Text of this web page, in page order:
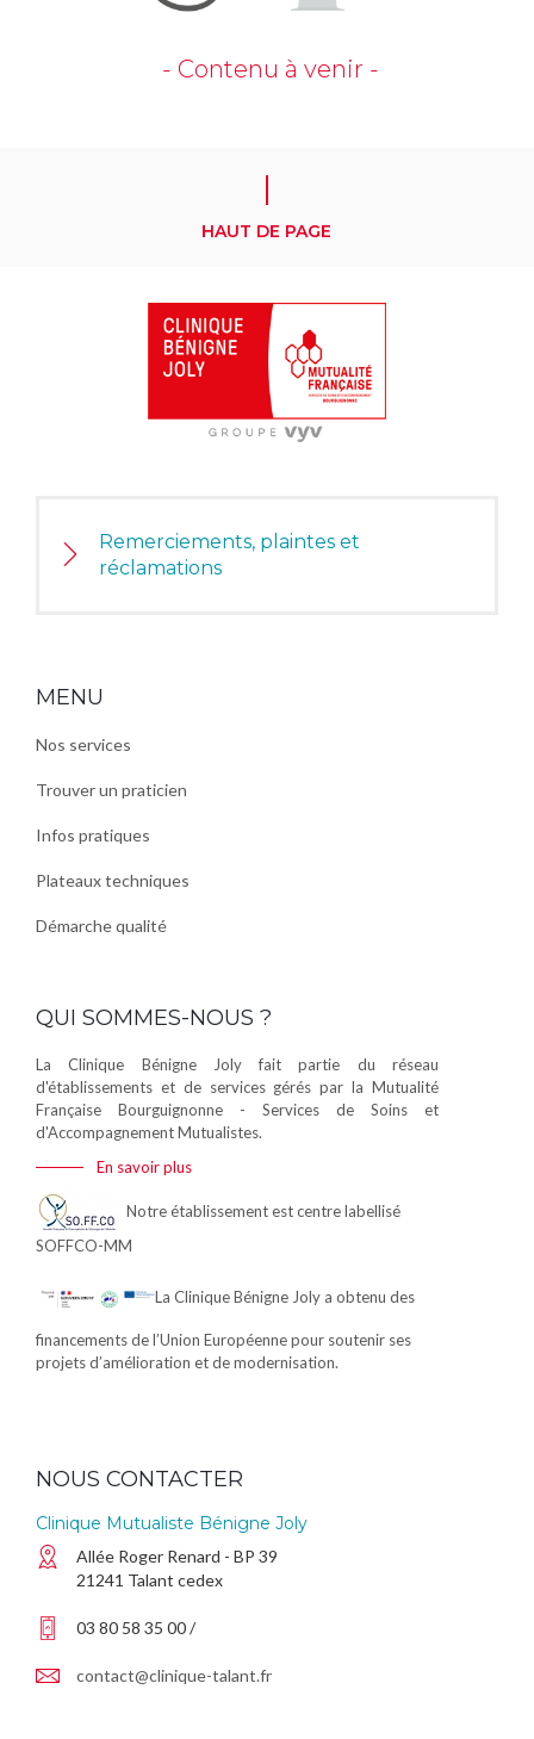
- Contenu à venir -
HAUT DE PAGE
Remerciements, plaintes et
réclamations
MENU
Nos services
Trouver un praticien
Infos pratiques
Plateaux techniques
Démarche qualité
QUI SOMMES-NOUS ?
La Clinique Bénigne Joly fait partie du réseau
d'établissements et de services gérés par la Mutualité
Française Bourguignonne - Services de Soins et
d'Accompagnement Mutualistes.
En savoir plus
Notre établissement est centre labellisé
SOFFCO-MM
La Clinique Bénigne Joly a obtenu des
financements de l’Union Européenne pour soutenir ses
projets d’amélioration et de modernisation.
NOUS CONTACTER
Clinique Mutualiste Bénigne Joly
Allée Roger Renard - BP 39
21241 Talant cedex
03 80 58 35 00 /
contact@clinique-talant.fr